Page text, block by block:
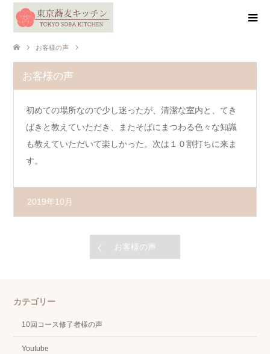
お客様の声
お客様の声
初めての場所なので少し迷ったが、清潔な室内と、てき
ばきと教えていただき、またそばにまつわる色々な知識
も教えていただいて楽しかった。次は１０割打ちに来ま
す。
2019年10月
お客様の声
カテゴリー
10回コース修了者様の声
Youtube